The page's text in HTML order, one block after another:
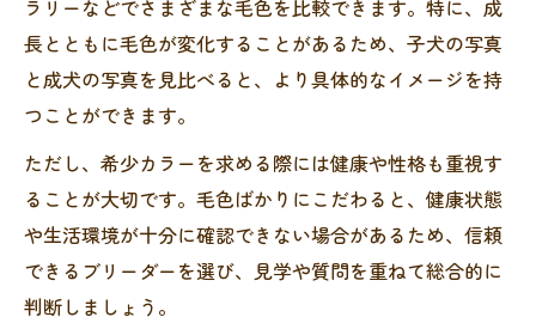
ラリーなどでさまざまな毛色を比較できます。特に、成
長とともに毛色が変化することがあるため、子犬の写真
と成犬の写真を見比べると、より具体的なイメージを持
つことができます。
ただし、希少カラーを求める際には健康や性格も重視す
ることが大切です。毛色ばかりにこだわると、健康状態
や生活環境が十分に確認できない場合があるため、信頼
できるブリーダーを選び、見学や質問を重ねて総合的に
判断しましょう。